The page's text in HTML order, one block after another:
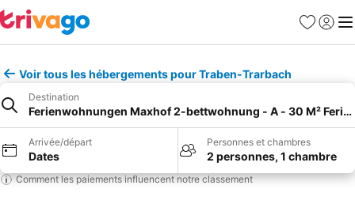
Favoris
Se
Voir tous les hébergements pour Traben-Trarbach
Destination
Ferienwohnungen Maxhof 2-bettwohnung - A - 30 M²
Arrivée/départ
Dates
Personnes et chambres
2 personnes, 1 chambre
Comment les paiements influencent notre classement